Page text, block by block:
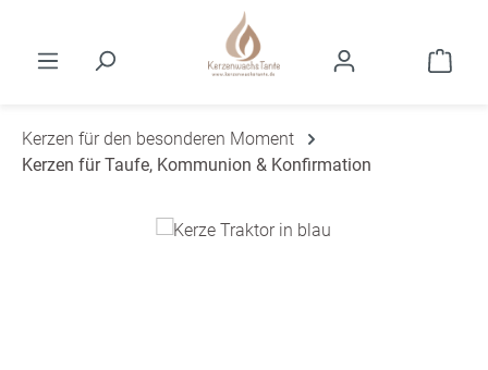
Kerzen für den besonderen Moment
Kerzen für Taufe, Kommunion & Konfirmation
Bildergalerie überspringen